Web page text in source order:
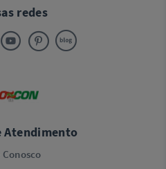
redes
Atendimento
Conosco